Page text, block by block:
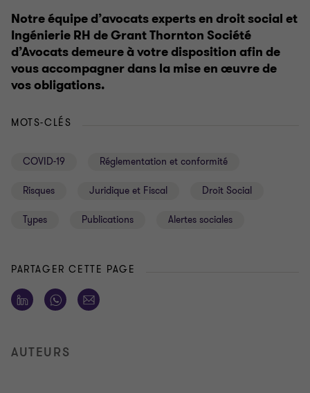
Notre équipe d’avocats experts en droit social et
Ingénierie RH de Grant Thornton Société
d’Avocats demeure à votre disposition afin de
vous accompagner dans la mise en œuvre de
vos obligations.
MOTS-CLÉS
COVID-19 Réglementation et conformité
Risques Juridique et Fiscal Droit Social
Types Publications Alertes sociales
PARTAGER CETTE PAGE
AUTEURS